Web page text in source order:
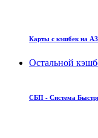
Карты с кэшбек на
Остальной
СБП - Система